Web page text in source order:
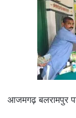
आजमगढ़ बलरामपुर